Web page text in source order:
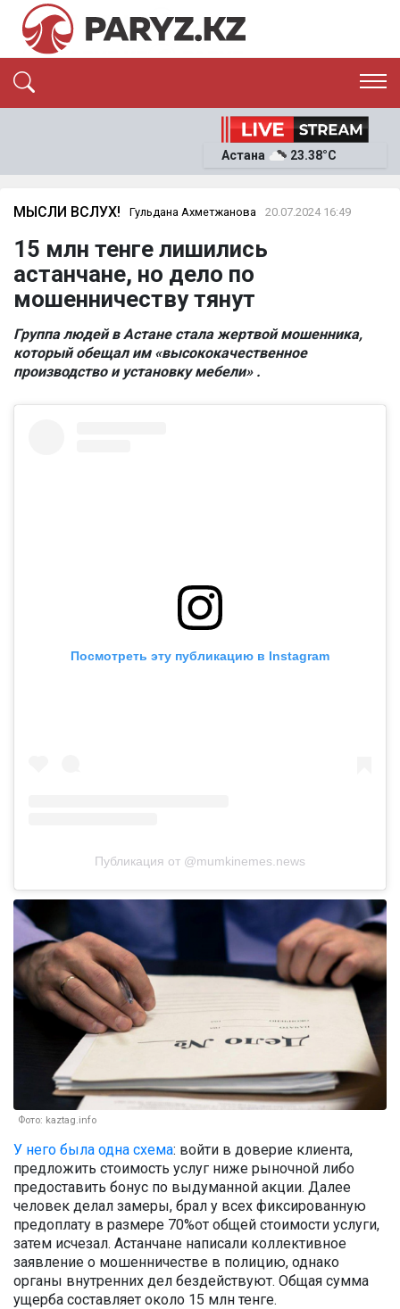
ЭКСКЛЮЗИВ
САЙЛАУ-2026
СҰХБАТ
Астана 23.38°C
МЫСЛИ ВСЛУХ! Гульдана Ахметжанова 20.07.2024 16:49
15 млн тенге лишились
астанчане, но дело по
мошенничеству тянут
Группа людей в Астане стала жертвой мошенника,
который обещал им «высококачественное
производство и установку мебели» .
Посмотреть эту публикацию в Instagram
Публикация от @mumkinemes.news
Фото: kaztag.info
У него была одна схема: войти в доверие клиента,
предложить стоимость услуг ниже рыночной либо
предоставить бонус по выдуманной акции. Далее
человек делал замеры, брал у всех фиксированную
предоплату в размере 70%от общей стоимости услуги,
затем исчезал. Астанчане написали коллективное
заявление о мошенничестве в полицию, однако
органы внутренних дел бездействуют. Общая сумма
ущерба составляет около 15 млн тенге.